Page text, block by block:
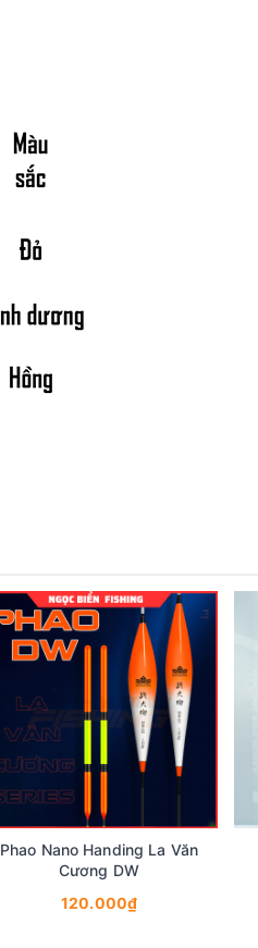
Phao Nano Handing La Văn
Cương DW
120.000₫